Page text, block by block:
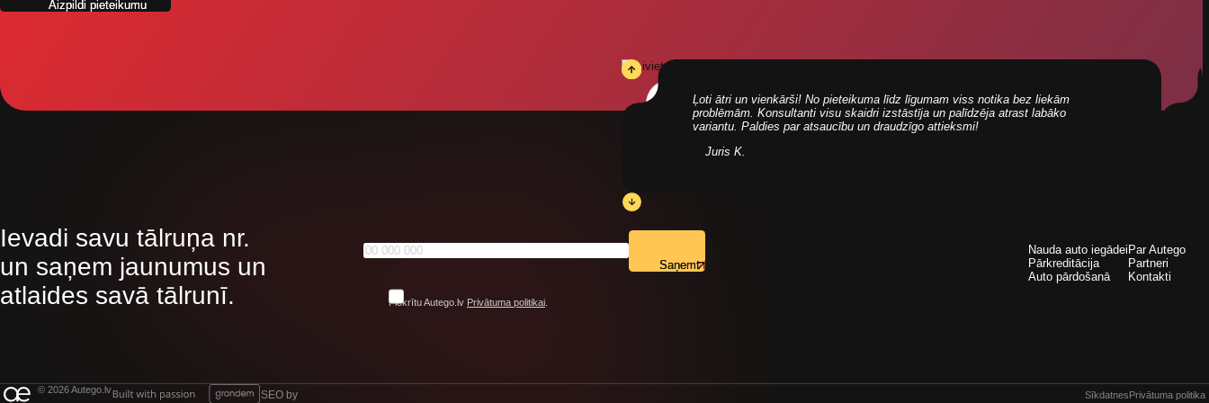
Ļoti ātri un vienkārši! No pieteikuma līdz līgumam viss notika bez liekām
problēmām. Konsultanti visu skaidri izstāstīja un palīdzēja atrast labāko
variantu. Paldies par atsaucību un draudzīgo attieksmi!
Juris K.
Ievadi savu tālruņa nr.
un saņem jaunumus un
atlaides savā tālrunī.
Piekrītu Autego.lv Privātuma politikai.
Nauda auto iegādei
Pārkreditācija
Auto pārdošanā
Par Autego
Partneri
Kontakti
© 2026 Autego.lv SEO by SīkdatnesPrivātuma politika